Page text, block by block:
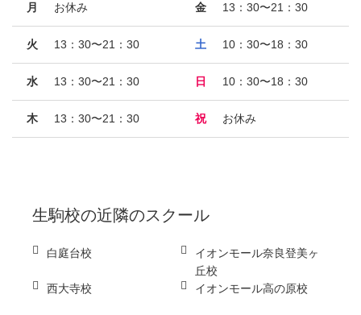
月 お休み
火 13：30〜21：30
水 13：30〜21：30
木 13：30〜21：30
金 13：30〜21：30
土 10：30〜18：30
日 10：30〜18：30
祝 お休み
生駒校の近隣のスクール
白庭台校
イオンモール奈良登美ヶ
丘校
西大寺校
イオンモール高の原校